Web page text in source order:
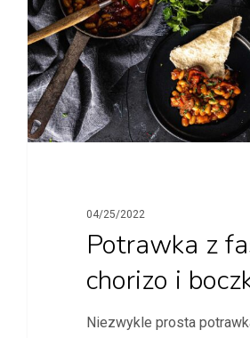
04/25/2022
Potrawka z
chorizo i
Niezwykle prosta